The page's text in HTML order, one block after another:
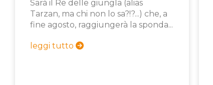
Sarà il Re delle giungla (alias
Tarzan, ma chi non lo sa?!?...) che, a
fine agosto, raggiungerà la sponda...
leggi tutto